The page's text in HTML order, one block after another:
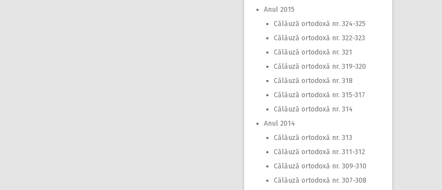
Anul 2015
Călăuză ortodoxă nr. 324-325
Călăuză ortodoxă nr. 322-323
Călăuză ortodoxă nr. 321
Călăuză ortodoxă nr. 319-320
Călăuză ortodoxă nr. 318
Călăuză ortodoxă nr. 315-317
Călăuză ortodoxă nr. 314
Anul 2014
Călăuză ortodoxă nr. 313
Călăuză ortodoxă nr. 311-312
Călăuză ortodoxă nr. 309-310
Călăuză ortodoxă nr. 307-308